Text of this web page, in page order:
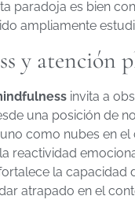
paradoja es bien
ampliamente
y atención
invita a
una posición de
como nubes en el
reactividad
la capacidad
atrapado en el